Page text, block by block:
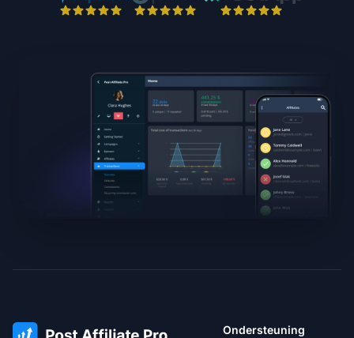
Ondersteuning